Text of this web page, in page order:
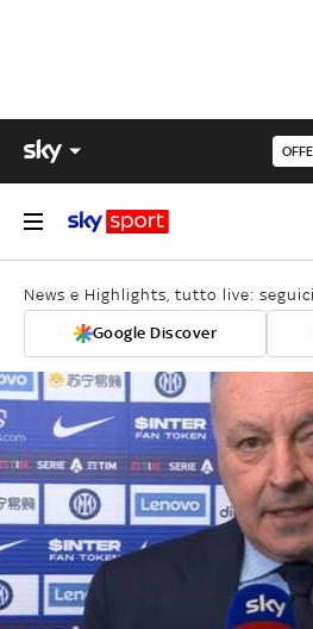
News e Highlights, tutto live:
Google Discover